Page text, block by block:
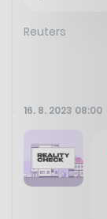
Reuters
16. 8. 2023 08:00